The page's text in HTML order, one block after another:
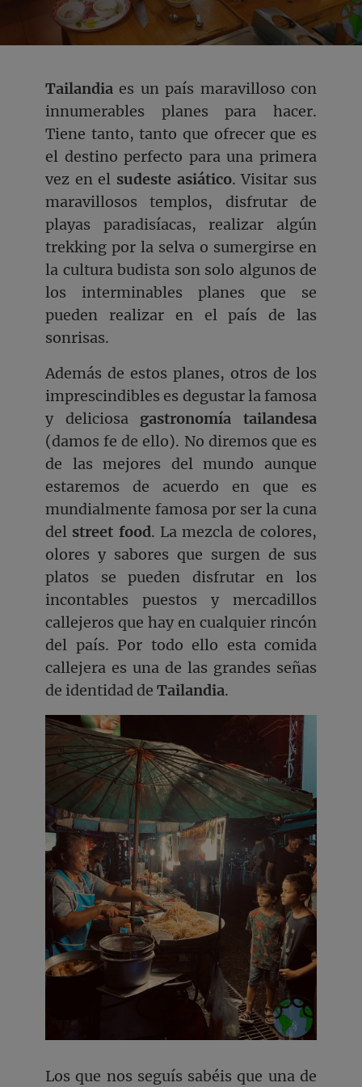
Tailandia es un país maravilloso con
innumerables planes para hacer.
Tiene tanto, tanto que ofrecer que es
el destino perfecto para una primera
vez en el sudeste asiático. Visitar sus
maravillosos templos, disfrutar de
playas paradisíacas, realizar algún
trekking por la selva o sumergirse en
la cultura budista son solo algunos de
los interminables planes que se
pueden realizar en el país de las
sonrisas.
Además de estos planes, otros de los
imprescindibles es degustar la famosa
y deliciosa gastronomía tailandesa
(damos fe de ello). No diremos que es
de las mejores del mundo aunque
estaremos de acuerdo en que es
mundialmente famosa por ser la cuna
del street food. La mezcla de colores,
olores y sabores que surgen de sus
platos se pueden disfrutar en los
incontables puestos y mercadillos
callejeros que hay en cualquier rincón
del país. Por todo ello esta comida
callejera es una de las grandes señas
de identidad de Tailandia.
Los que nos seguís sabéis que una de